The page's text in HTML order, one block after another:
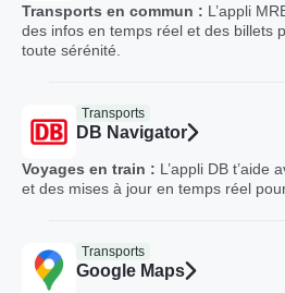
Transports en commun : L’appli
des infos en temps réel et des billets
toute sérénité.
Transports
DB Navigator
Voyages en train : L’appli DB t’aide
et des mises à jour en temps réel
Transports
Google Maps